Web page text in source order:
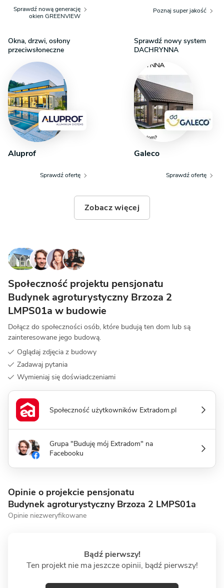
Sprawdź nową generację
okien GREENVIEW
Poznaj super jakość
Okna, drzwi, osłony
przeciwsłoneczne
Aluprof
Sprawdź ofertę
Sprawdź nowy system
DACHRYNNA
Galeco
Sprawdź ofertę
Zobacz więcej
Społeczność projektu pensjonatu
Budynek agroturystyczny Brzoza 2
LMPS01a w budowie
Dołącz do społeczności osób, które budują ten dom lub są
zainteresowane jego budową.
Oglądaj zdjęcia z budowy
Zadawaj pytania
Wymieniaj się doświadczeniami
Społeczność użytkowników Extradom.pl
Grupa "Buduję mój Extradom" na
Facebooku
Opinie o projekcie pensjonatu
Budynek agroturystyczny Brzoza 2 LMPS01a
Opinie niezweryfikowane
Bądź pierwszy!
Ten projekt nie ma jeszcze opinii, bądź pierwszy!